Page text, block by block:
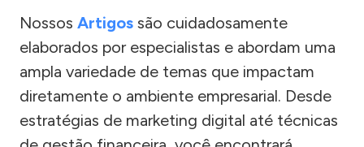
Nossos Artigos são cuidadosamente
elaborados por especialistas e abordam uma
ampla variedade de temas que impactam
diretamente o ambiente empresarial. Desde
estratégias de marketing digital até técnicas